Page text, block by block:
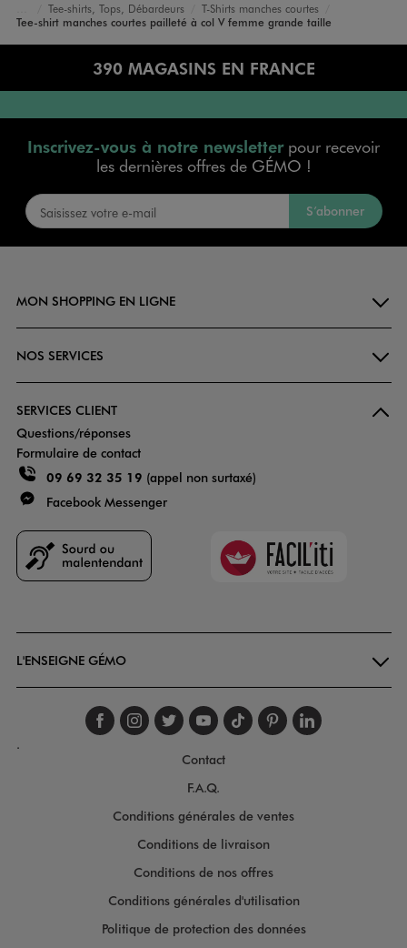
Accueil
Femme
Vêtements
Tee-shirts, Tops, Débardeurs
T-Shirts manches courtes
Tee-shirt manches courtes pailleté à col V femme grande taille
390 MAGASINS EN FRANCE
Inscrivez-vous à notre newsletterpour recevoir
les dernières offres de GÉMO !
S’abonner
MON SHOPPING EN LIGNE
NOS SERVICES
SERVICES CLIENT
Questions/réponses
Formulaire de contact
09 69 32 35 19 (appel non surtaxé)
Facebook Messenger
Faciliti
L'ENSEIGNE GÉMO
Suivez-nous sur
Suivez-nous sur
Suivez-nous sur
Suivez-nous
Suivez-nous
Suivez-
.
Contact
F.A.Q.
Conditions générales de ventes
Conditions de livraison
Conditions de nos offres
Conditions générales d'utilisation
Politique de protection des données